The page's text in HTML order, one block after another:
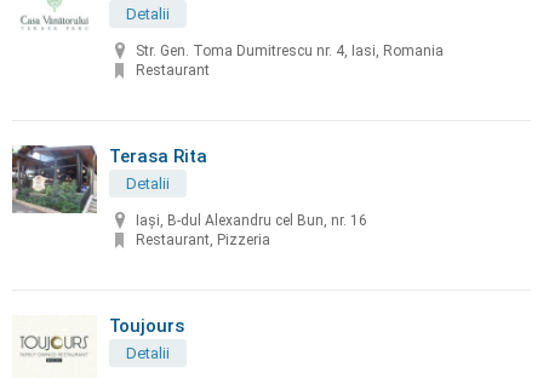
Detalii
Str. Gen. Toma Dumitrescu nr. 4, Iasi, Romania
Restaurant
Terasa Rita
Detalii
Iași, B-dul Alexandru cel Bun, nr. 16
Restaurant, Pizzeria
Toujours
Detalii